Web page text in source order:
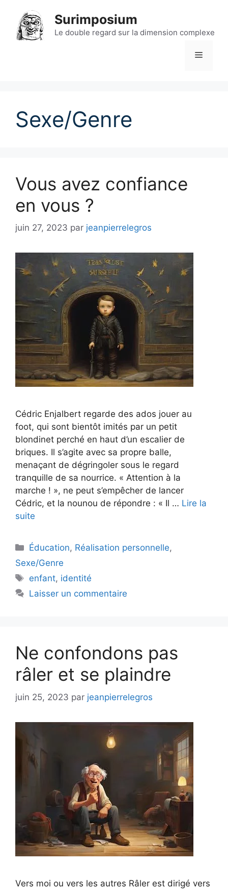
contenu
Surimposium
Le double regard sur la dimension complexe
Menu
Sexe/Genre
Vous avez confiance
en vous ?
juin 27, 2023 par jeanpierrelegros
Cédric Enjalbert regarde des ados jouer au
foot, qui sont bientôt imités par un petit
blondinet perché en haut d’un escalier de
briques. Il s’agite avec sa propre balle,
menaçant de dégringoler sous le regard
tranquille de sa nourrice. « Attention à la
marche ! », ne peut s’empêcher de lancer
Cédric, et la nounou de répondre : « Il … Lire la
suite
Catégories
Éducation, Réalisation personnelle,
Sexe/Genre
Étiquettes
enfant, identité
Laisser un commentaire
Ne confondons pas
râler et se plaindre
juin 25, 2023 par jeanpierrelegros
Vers moi ou vers les autres Râler est dirigé vers